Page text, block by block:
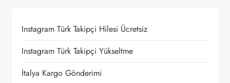
i
n
m
Instagram Türk Takipçi Hilesi Ücretsiz
Instagram Türk Takipçi Yükseltme
İtalya Kargo Gönderimi